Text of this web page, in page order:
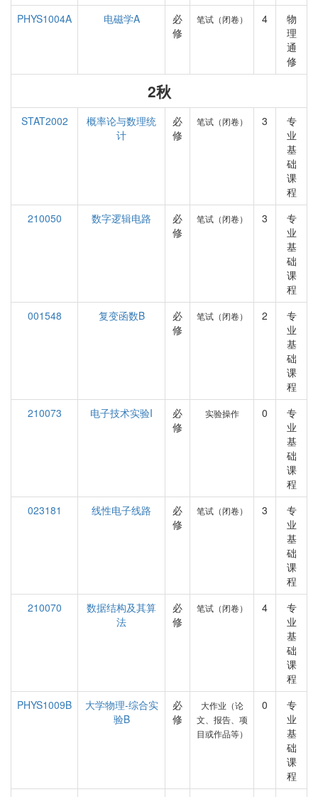
PHYS1004A
电磁学A
必
修
笔试（闭卷） 4
物
理
通
修
2秋
STAT2002
概率论与数理统
计
必
修
笔试（闭卷） 3
专
业
基
础
课
程
210050
数字逻辑电路
必
修
笔试（闭卷） 3
专
业
基
础
课
程
001548
复变函数B
必
修
笔试（闭卷） 2
专
业
基
础
课
程
210073
电子技术实验I
必
修
实验操作 0
专
业
基
础
课
程
023181
线性电子线路
必
修
笔试（闭卷） 3
专
业
基
础
课
程
210070
数据结构及其算
法
必
修
笔试（闭卷） 4
专
业
基
础
课
程
PHYS1009B
大学物理-综合实
验B
必
修
大作业（论
文、报告、项
目或作品等）
0
专
业
基
础
课
程